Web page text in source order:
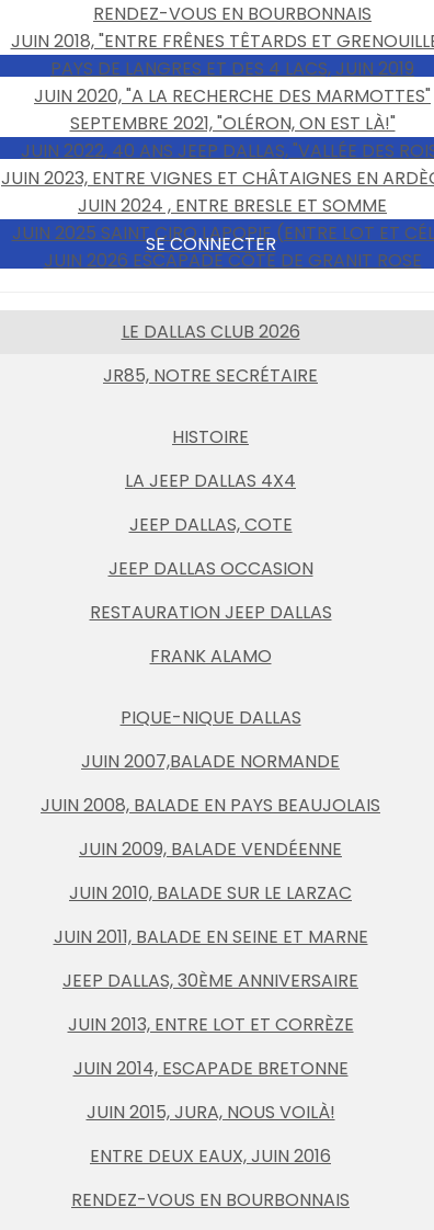
RENDEZ-VOUS EN BOURBONNAIS
JUIN 2018, "ENTRE FRÊNES TÊTARDS ET
PAYS DE LANGRES ET DES 4 LACS, JUIN 2019
JUIN 2020, "A LA RECHERCHE DES MARMOTTES"
SEPTEMBRE 2021, "OLÉRON, ON EST LÀ!"
JUIN 2022, 40 ANS JEEP DALLAS, "VALLÉE DES
JUIN 2023, ENTRE VIGNES ET CHÂTAIGNES EN
JUIN 2024 , ENTRE BRESLE ET SOMME
JUIN 2025 SAINT CIRQ LAPOPIE (ENTRE LOT ET
JUIN 2026 ESCAPADE CÔTE DE GRANIT ROSE
SE CONNECTER
LE DALLAS CLUB 2026
JR85, NOTRE SECRÉTAIRE
HISTOIRE
LA JEEP DALLAS 4X4
JEEP DALLAS, COTE
JEEP DALLAS OCCASION
RESTAURATION JEEP DALLAS
FRANK ALAMO
PIQUE-NIQUE DALLAS
JUIN 2007,BALADE NORMANDE
JUIN 2008, BALADE EN PAYS BEAUJOLAIS
JUIN 2009, BALADE VENDÉENNE
JUIN 2010, BALADE SUR LE LARZAC
JUIN 2011, BALADE EN SEINE ET MARNE
JEEP DALLAS, 30ÈME ANNIVERSAIRE
JUIN 2013, ENTRE LOT ET CORRÈZE
JUIN 2014, ESCAPADE BRETONNE
JUIN 2015, JURA, NOUS VOILÀ!
ENTRE DEUX EAUX, JUIN 2016
RENDEZ-VOUS EN BOURBONNAIS